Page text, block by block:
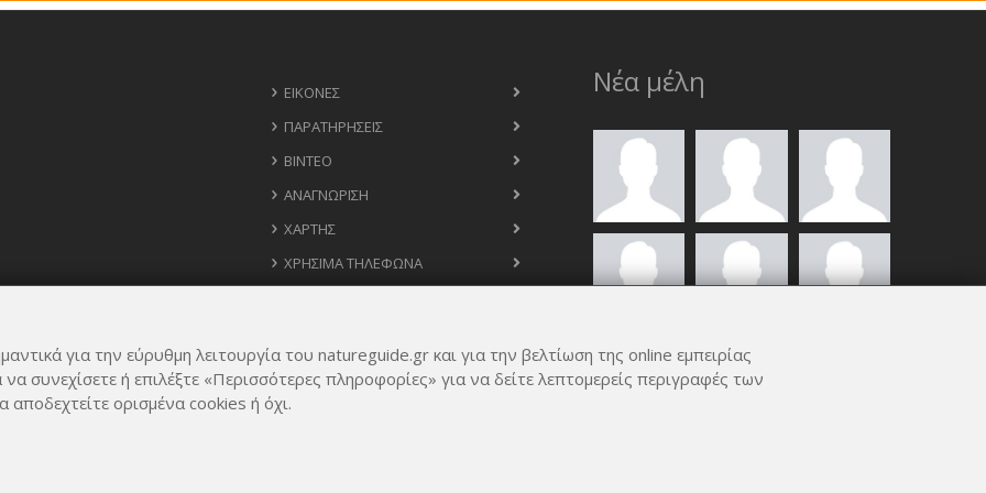
ΕΙΚΌΝΕΣ
ΠΑΡΑΤΗΡΉΣΕΙΣ
ΒΊΝΤΕΟ
ΑΝΑΓΝΏΡΙΣΗ
ΧΆΡΤΗΣ
ΧΡΉΣΙΜΑ ΤΗΛΈΦΩΝΑ
Νέα μέλη
ΟΛΑ ΤΑ ΜΈΛΗ
για την εύρυθμη λειτουργία του natureguide.gr και για την βελτίωση της online εμπειρίας
συνεχίσετε ή επιλέξτε «Περισσότερες πληροφορίες» για να δείτε λεπτομερείς περιγραφές των
ορισμένα cookies ή όχι.